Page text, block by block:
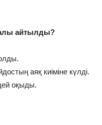
айтылды?
аяқ киіміне күлді.
оқыды.